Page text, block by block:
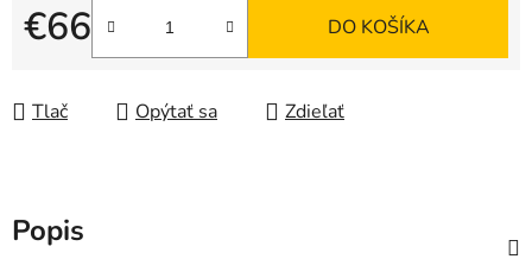
€66
Jednotková cena:
DO KOŠÍKA
Tlač Opýtať sa Zdieľať
Popis